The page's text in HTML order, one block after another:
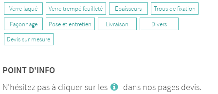
Verre laqué
Verre trempé feuilleté Épaisseurs
Trous de fixation
Façonnage
Pose et entretien Livraison
Divers
Devis sur mesure
POINT D'INFO
N'hésitez pas à cliquer sur les
dans nos pages devis.